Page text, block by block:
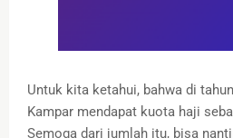
Untuk kita ketahui, bahwa di
Kampar mendapat kuota haji
Semoga dari jumlah itu, bisa